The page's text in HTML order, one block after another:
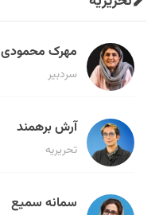
مهرک محمودی
سردبیر
آرش برهمند
تحریریه
سمانه سمیع